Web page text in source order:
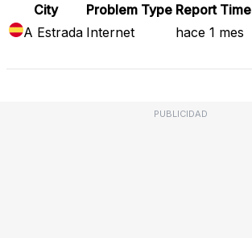
City Problem Type Report Time
A Estrada Internet hace 1 mes
PUBLICIDAD